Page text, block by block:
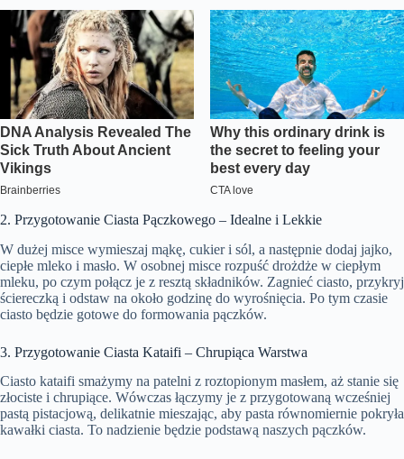
2. Przygotowanie Ciasta Pączkowego – Idealne i Lekkie
W dużej misce wymieszaj mąkę, cukier i sól, a następnie dodaj jajko,
ciepłe mleko i masło. W osobnej misce rozpuść drożdże w ciepłym
mleku, po czym połącz je z resztą składników. Zagnieć ciasto, przykryj
ściereczką i odstaw na około godzinę do wyrośnięcia. Po tym czasie
ciasto będzie gotowe do formowania pączków.
3. Przygotowanie Ciasta Kataifi – Chrupiąca Warstwa
Ciasto kataifi smażymy na patelni z roztopionym masłem, aż stanie się
złociste i chrupiące. Wówczas łączymy je z przygotowaną wcześniej
pastą pistacjową, delikatnie mieszając, aby pasta równomiernie pokryła
kawałki ciasta. To nadzienie będzie podstawą naszych pączków.